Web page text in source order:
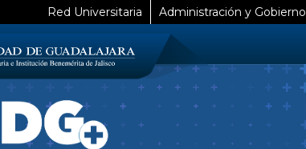
Red Universitaria Administración y Gobierno